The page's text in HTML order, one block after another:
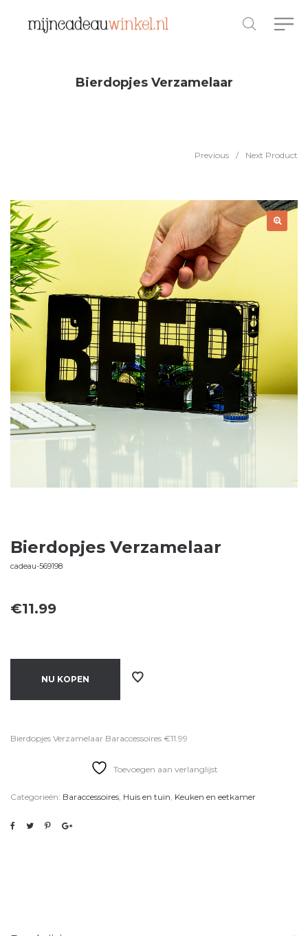
Bierdopjes Verzamelaar
Previous / Next Product
Bierdopjes Verzamelaar
cadeau-569198
€11.99
NU KOPEN
Bierdopjes Verzamelaar Baraccessoires €11.99
Toevoegen aan verlanglijst
Categorieën: Baraccessoires, Huis en tuin, Keuken en eetkamer